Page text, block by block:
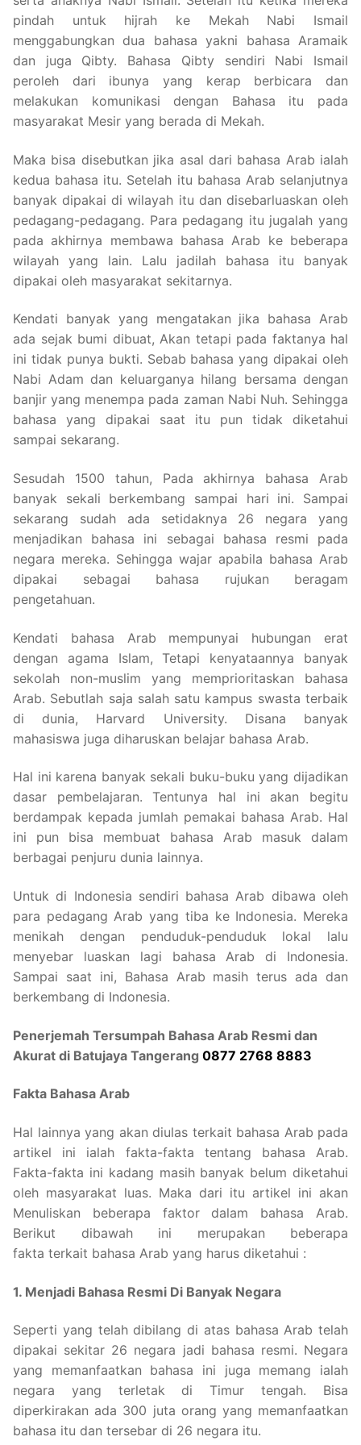
pindah untuk hijrah ke Mekah Nabi Ismail
menggabungkan dua bahasa yakni bahasa Aramaik
dan juga Qibty. Bahasa Qibty sendiri Nabi Ismail
peroleh dari ibunya yang kerap berbicara dan
melakukan komunikasi dengan Bahasa itu pada
masyarakat Mesir yang berada di Mekah.
Maka bisa disebutkan jika asal dari bahasa Arab ialah
kedua bahasa itu. Setelah itu bahasa Arab selanjutnya
banyak dipakai di wilayah itu dan disebarluaskan oleh
pedagang-pedagang. Para pedagang itu jugalah yang
pada akhirnya membawa bahasa Arab ke beberapa
wilayah yang lain. Lalu jadilah bahasa itu banyak
dipakai oleh masyarakat sekitarnya.
Kendati banyak yang mengatakan jika bahasa Arab
ada sejak bumi dibuat, Akan tetapi pada faktanya hal
ini tidak punya bukti. Sebab bahasa yang dipakai oleh
Nabi Adam dan keluarganya hilang bersama dengan
banjir yang menempa pada zaman Nabi Nuh. Sehingga
bahasa yang dipakai saat itu pun tidak diketahui
sampai sekarang.
Sesudah 1500 tahun, Pada akhirnya bahasa Arab
banyak sekali berkembang sampai hari ini. Sampai
sekarang sudah ada setidaknya 26 negara yang
menjadikan bahasa ini sebagai bahasa resmi pada
negara mereka. Sehingga wajar apabila bahasa Arab
dipakai sebagai bahasa rujukan beragam
pengetahuan.
Kendati bahasa Arab mempunyai hubungan erat
dengan agama Islam, Tetapi kenyataannya banyak
sekolah non-muslim yang memprioritaskan bahasa
Arab. Sebutlah saja salah satu kampus swasta terbaik
di dunia, Harvard University. Disana banyak
mahasiswa juga diharuskan belajar bahasa Arab.
Hal ini karena banyak sekali buku-buku yang dijadikan
dasar pembelajaran. Tentunya hal ini akan begitu
berdampak kepada jumlah pemakai bahasa Arab. Hal
ini pun bisa membuat bahasa Arab masuk dalam
berbagai penjuru dunia lainnya.
Untuk di Indonesia sendiri bahasa Arab dibawa oleh
para pedagang Arab yang tiba ke Indonesia. Mereka
menikah dengan penduduk-penduduk lokal lalu
menyebar luaskan lagi bahasa Arab di Indonesia.
Sampai saat ini, Bahasa Arab masih terus ada dan
berkembang di Indonesia.
Penerjemah Tersumpah Bahasa Arab Resmi dan
Akurat di Batujaya Tangerang 0877 2768 8883
Fakta Bahasa Arab
Hal lainnya yang akan diulas terkait bahasa Arab pada
artikel ini ialah fakta-fakta tentang bahasa Arab.
Fakta-fakta ini kadang masih banyak belum diketahui
oleh masyarakat luas. Maka dari itu artikel ini akan
Menuliskan beberapa faktor dalam bahasa Arab.
Berikut dibawah ini merupakan beberapa
fakta terkait bahasa Arab yang harus diketahui :
1. Menjadi Bahasa Resmi Di Banyak Negara
Seperti yang telah dibilang di atas bahasa Arab telah
dipakai sekitar 26 negara jadi bahasa resmi. Negara
yang memanfaatkan bahasa ini juga memang ialah
negara yang terletak di Timur tengah. Bisa
diperkirakan ada 300 juta orang yang memanfaatkan
bahasa itu dan tersebar di 26 negara itu.